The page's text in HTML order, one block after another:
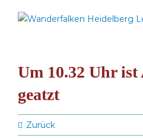
Inhalt
Um 10.32 Uhr
geatzt
Zurück